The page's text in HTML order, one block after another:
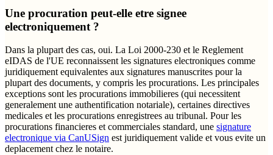
Une procuration peut-elle etre signee
electroniquement ?
Dans la plupart des cas, oui. La Loi 2000-230 et le Reglement
eIDAS de l'UE reconnaissent les signatures electroniques comme
juridiquement equivalentes aux signatures manuscrites pour la
plupart des documents, y compris les procurations. Les principales
exceptions sont les procurations immobilieres (qui necessitent
generalement une authentification notariale), certaines directives
medicales et les procurations enregistrees au tribunal. Pour les
procurations financieres et commerciales standard, une signature
electronique via CanUSign est juridiquement valide et vous evite un
deplacement chez le notaire.